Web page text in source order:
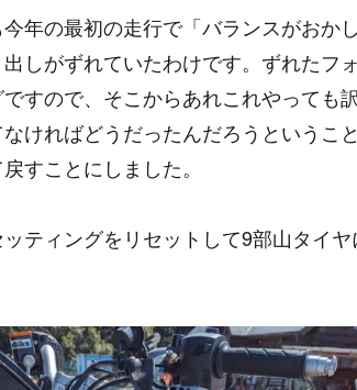
年の最初の走行で「バランスがおか
しがずれていたわけです。ずれたフ
すので、そこからあれこれやっても
ければどうだったんだろうというこ
すことにしました。
ティングをリセットして9部山タイ